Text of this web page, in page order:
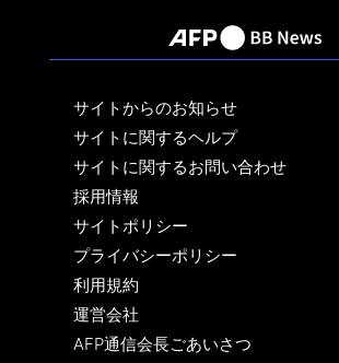
サイトからのお知らせ
サイトに関するヘルプ
サイトに関するお問い合わせ
採用情報
サイトポリシー
プライバシーポリシー
利用規約
運営会社
AFP通信会長ごあいさつ